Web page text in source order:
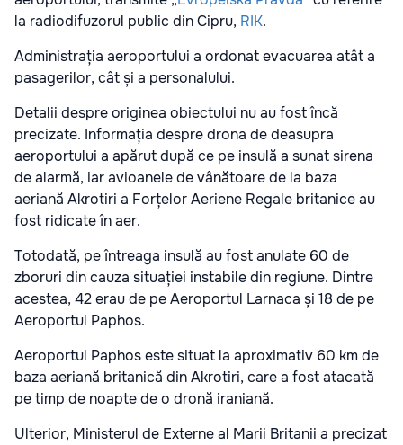
la radiodifuzorul public din Cipru, RIK.
Administrația aeroportului a ordonat evacuarea atât a
pasagerilor, cât și a personalului.
Detalii despre originea obiectului nu au fost încă
precizate. Informația despre drona de deasupra
aeroportului a apărut după ce pe insulă a sunat sirena
de alarmă, iar avioanele de vânătoare de la baza
aeriană Akrotiri a Forțelor Aeriene Regale britanice au
fost ridicate în aer.
Totodată, pe întreaga insulă au fost anulate 60 de
zboruri din cauza situației instabile din regiune. Dintre
acestea, 42 erau de pe Aeroportul Larnaca și 18 de pe
Aeroportul Paphos.
Aeroportul Paphos este situat la aproximativ 60 km de
baza aeriană britanică din Akrotiri, care a fost atacată
pe timp de noapte de o dronă iraniană.
Ulterior, Ministerul de Externe al Marii Britanii a precizat